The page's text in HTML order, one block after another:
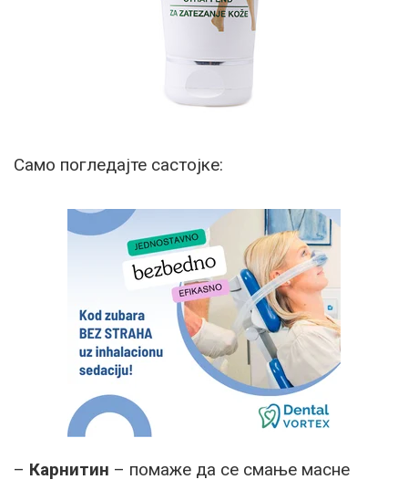
Само погледајте састојке:
– Карнитин – помаже да се смање масне